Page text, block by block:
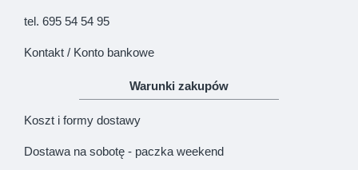
tel. 695 54 54 95
Kontakt / Konto bankowe
Warunki zakupów
Koszt i formy dostawy
Dostawa na sobotę - paczka weekend